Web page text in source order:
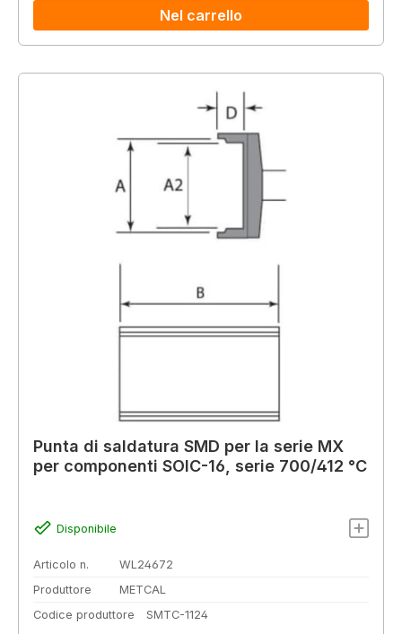
Nel carrello
Punta di saldatura SMD per la serie MX
per componenti SOIC-16, serie 700/412 °C
Disponibile
Articolo n.
WL24672
Produttore
METCAL
Codice produttore
SMTC-1124